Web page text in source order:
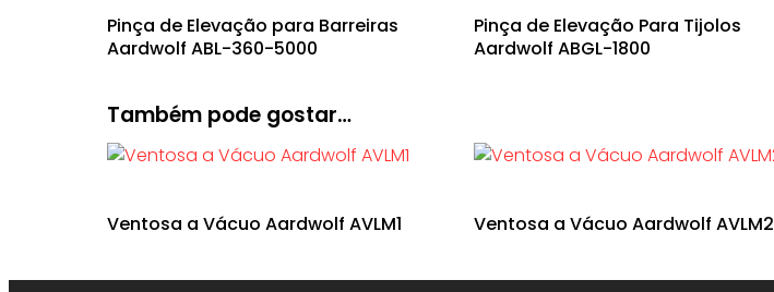
Pinça de Elevação para Barreiras
Aardwolf ABL-360-5000
Pinça de Elevação Para Tijolos
Aardwolf ABGL-1800
Também pode gostar…
Ventosa a Vácuo Aardwolf AVLM1 Ventosa a Vácuo Aardwolf AVLM2